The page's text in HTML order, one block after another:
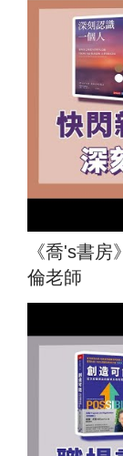
《喬's書
倫老師